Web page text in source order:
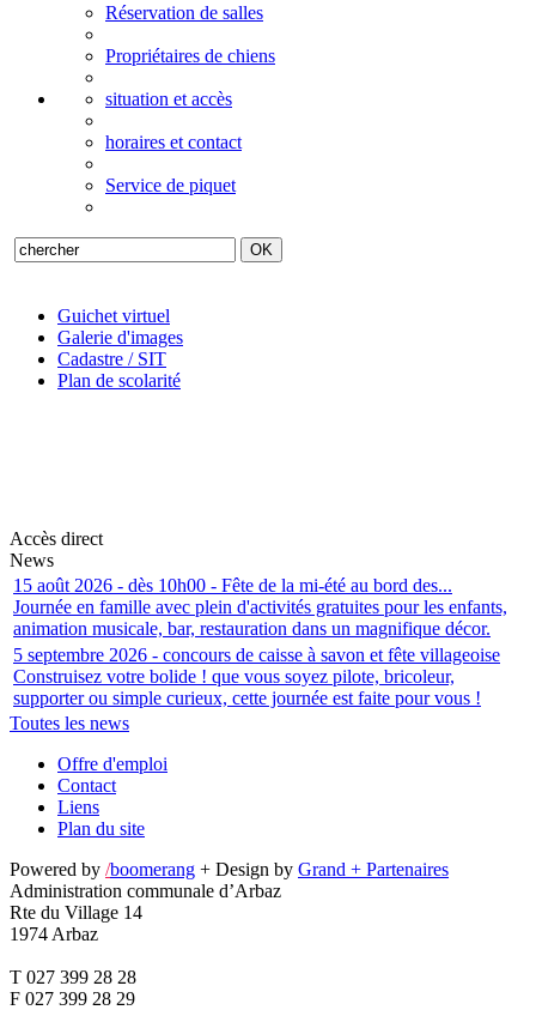
Réservation de salles
Propriétaires de chiens
situation et accès
horaires et contact
Service de piquet
Guichet virtuel
Galerie d'images
Cadastre / SIT
Plan de scolarité
Accès direct
News
15 août 2026 - dès 10h00 - Fête de la mi-été au bord des...
Journée en famille avec plein d'activités gratuites pour les enfants,
animation musicale, bar, restauration dans un magnifique décor.
5 septembre 2026 - concours de caisse à savon et fête villageoise
Construisez votre bolide ! que vous soyez pilote, bricoleur,
supporter ou simple curieux, cette journée est faite pour vous !
Toutes les news
Offre d'emploi
Contact
Liens
Plan du site
Powered by /boomerang + Design by Grand + Partenaires
Administration communale d’Arbaz
Rte du Village 14
1974 Arbaz
T 027 399 28 28
F 027 399 28 29